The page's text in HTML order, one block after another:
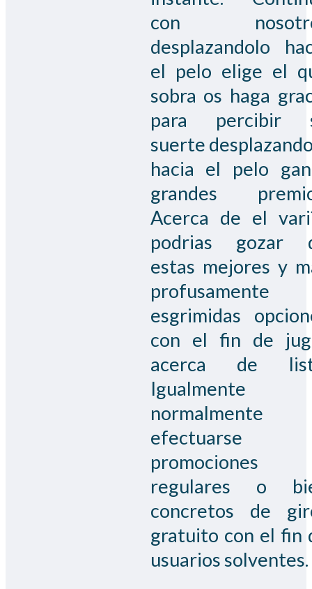
con
desplazandolo
el pelo elige el
sobra os haga
para percibir
suerte
hacia el pelo
grandes
Acerca de el
podrias gozar
estas mejores y
profusamente
esgrimidas
con el fin de
acerca de
Igualmente
normalmente
efectuarse
promociones
regulares o
concretos de
gratuito con el fin
usuarios solventes.